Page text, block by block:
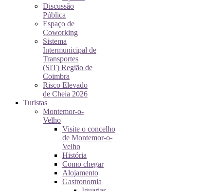
Discussão
Pública
Espaço de
Coworking
Sistema
Intermunicipal de
Transportes
(SIT) Região de
Coimbra
Risco Elevado
de Cheia 2026
Turistas
Montemor-o-
Velho
Visite o concelho
de Montemor-o-
Velho
História
Como chegar
Alojamento
Gastronomia